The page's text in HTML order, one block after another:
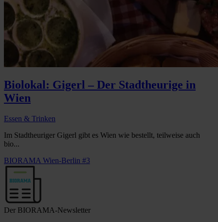
Biolokal: Gigerl – Der Stadtheurige in
Wien
Essen & Trinken
Im Stadtheuriger Gigerl gibt es Wien wie bestellt, teilweise auch
bio...
BIORAMA Wien-Berlin #3
Der BIORAMA-Newsletter